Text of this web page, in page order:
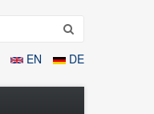
EN DE